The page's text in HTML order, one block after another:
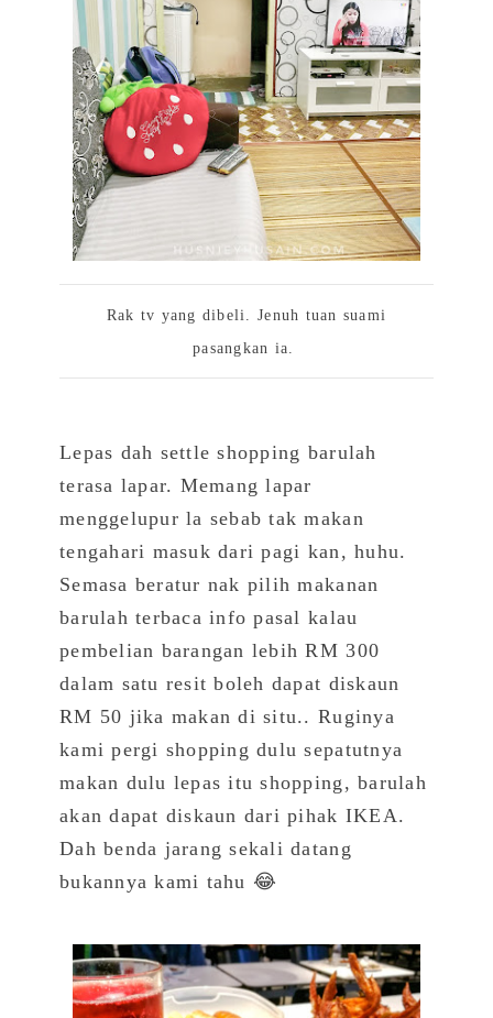
Rak tv yang dibeli. Jenuh tuan suami
pasangkan ia.
Lepas dah settle shopping barulah
terasa lapar. Memang lapar
menggelupur la sebab tak makan
tengahari masuk dari pagi kan, huhu.
Semasa beratur nak pilih makanan
barulah terbaca info pasal kalau
pembelian barangan lebih RM 300
dalam satu resit boleh dapat diskaun
RM 50 jika makan di situ.. Ruginya
kami pergi shopping dulu sepatutnya
makan dulu lepas itu shopping, barulah
akan dapat diskaun dari pihak IKEA.
Dah benda jarang sekali datang
bukannya kami tahu 😂